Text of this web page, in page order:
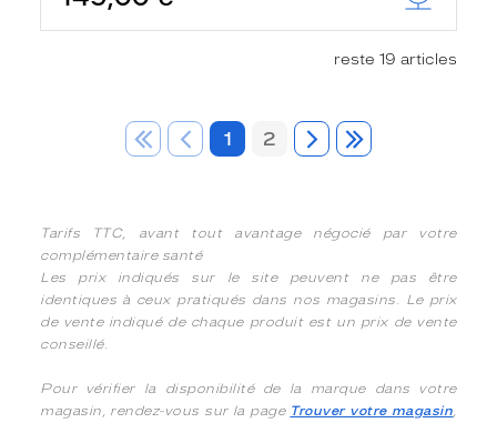
reste 19 articles
1 2
Tarifs TTC, avant tout avantage négocié par votre
complémentaire santé
Les prix indiqués sur le site peuvent ne pas être
identiques à ceux pratiqués dans nos magasins. Le prix
de vente indiqué de chaque produit est un prix de vente
conseillé.
Pour vérifier la disponibilité de la marque dans votre
magasin, rendez-vous sur la page Trouver votre magasin,